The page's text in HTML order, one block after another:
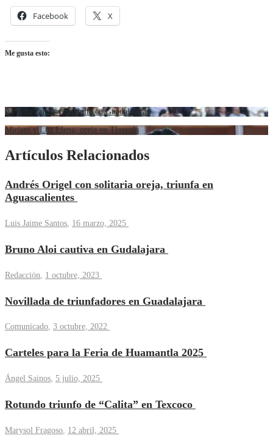
Facebook X
Me gusta esto:
Alfredo Gutiérrez indulta en Guadalajara
Miriam y Luz Elena, oreja en Tlaxcala
Artículos Relacionados
Andrés Origel con solitaria oreja, triunfa en
Aguascalientes
Luis Jaime Santos 16 marzo, 2025
Bruno Aloi cautiva en Gudalajara
Redacción 1 octubre, 2023
Novillada de triunfadores en Guadalajara
Comunicado, 3 octubre, 2022
Carteles para la Feria de Huamantla 2025
Ángel Sainos, 5 julio, 2025
Rotundo triunfo de “Calita” en Texcoco
Marysol Fragoso, 12 abril, 2025